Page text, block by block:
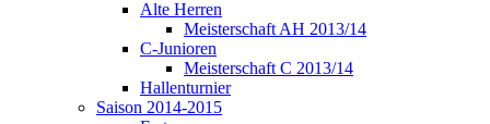
Alte Herren
Meisterschaft AH 2013/14
C-Junioren
Meisterschaft C 2013/14
Hallenturnier
Saison 2014-2015